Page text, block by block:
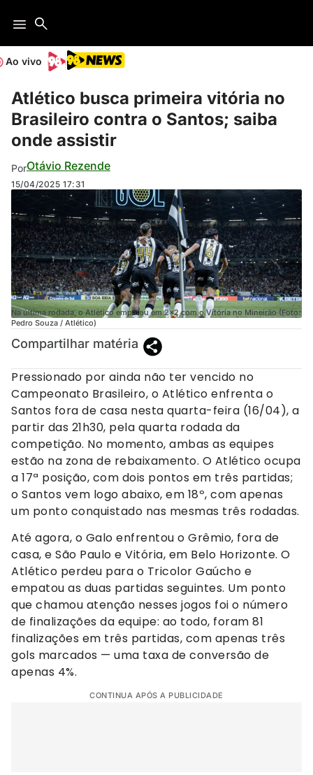
Ao vivo
Atlético busca primeira vitória no
Brasileiro contra o Santos; saiba
onde assistir
PorOtávio Rezende
15/04/2025 17:31
Na última rodada, o Atlético empatou em 2x2 com o Vitória no Mineirão (Foto:
Pedro Souza / Atlético)
Compartilhar matéria
Pressionado por ainda não ter vencido no
Campeonato Brasileiro, o Atlético enfrenta o
Santos fora de casa nesta quarta-feira (16/04), a
partir das 21h30, pela quarta rodada da
competição. No momento, ambas as equipes
estão na zona de rebaixamento. O Atlético ocupa
a 17ª posição, com dois pontos em três partidas;
o Santos vem logo abaixo, em 18º, com apenas
um ponto conquistado nas mesmas três rodadas.
Até agora, o Galo enfrentou o Grêmio, fora de
casa, e São Paulo e Vitória, em Belo Horizonte. O
Atlético perdeu para o Tricolor Gaúcho e
empatou as duas partidas seguintes. Um ponto
que chamou atenção nesses jogos foi o número
de finalizações da equipe: ao todo, foram 81
finalizações em três partidas, com apenas três
gols marcados — uma taxa de conversão de
apenas 4%.
CONTINUA APÓS A PUBLICIDADE